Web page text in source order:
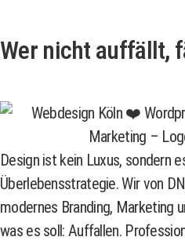
Wer nicht auffällt,
Design ist kein Luxus, sondern
Überlebensstrategie. Wir von
modernes Branding, Marketing
was es soll: Auffallen.